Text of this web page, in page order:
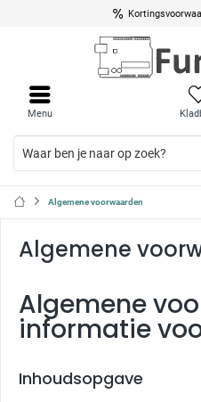
Menu
Algemene voorwaarden
Algemene
Algemene
informatie
Inhoudsopgave